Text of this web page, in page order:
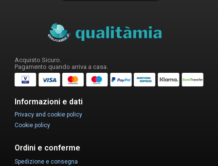
Acquisto Sicuro.
Pagamento quando arriva a casa.
Informazioni e dati
Privacy and cookie policy
Cookie policy
Ordini e conferme
Spedizione e consegna